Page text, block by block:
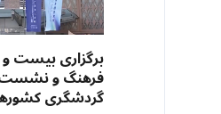
برگزاری بیست
فرهنگ و
گردشگری